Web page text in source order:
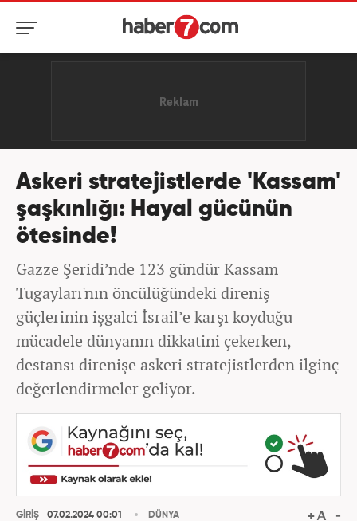
Askeri stratejistlerde 'Kassam'
şaşkınlığı: Hayal gücünün
ötesinde!
Gazze Şeridi’nde 123 gündür Kassam
Tugayları'nın öncülüğündeki direniş
güçlerinin işgalci İsrail’e karşı koyduğu
mücadele dünyanın dikkatini çekerken,
destansı direnişe askeri stratejistlerden ilginç
değerlendirmeler geliyor.
GİRİŞ
07.02.2024 00:01
DÜNYA